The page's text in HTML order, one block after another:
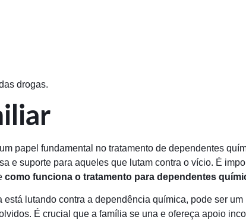
drogas.
papel fundamental no tratamento de dependentes
e suporte para aqueles que lutam contra o vício. É
como funciona o tratamento para dependentes
está lutando contra a dependência química, pode ser
É crucial que a família se una e ofereça apoio